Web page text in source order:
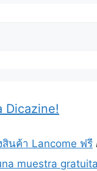
Dicazine!
นค้า Lancome ฟรี
muestra